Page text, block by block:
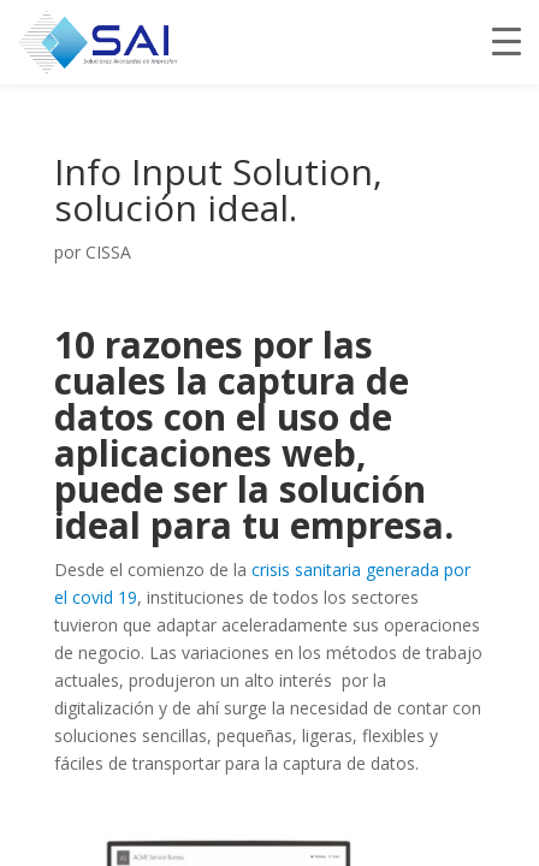
Info Input Solution,
solución ideal.
por CISSA
10 razones por las
cuales la captura de
datos con el uso de
aplicaciones web,
puede ser la solución
ideal para tu empresa.
Desde el comienzo de la crisis sanitaria generada por
el covid 19, instituciones de todos los sectores
tuvieron que adaptar aceleradamente sus operaciones
de negocio. Las variaciones en los métodos de trabajo
actuales, produjeron un alto interés por la
digitalización y de ahí surge la necesidad de contar con
soluciones sencillas, pequeñas, ligeras, flexibles y
fáciles de transportar para la captura de datos.